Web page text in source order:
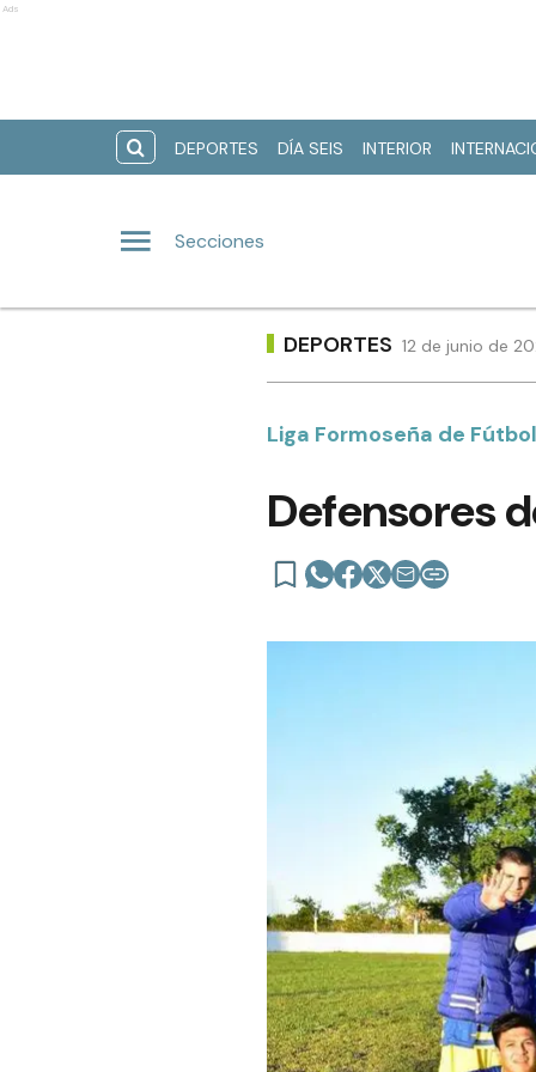
Ads
DEPORTES DÍA SEIS INTERIOR
Secciones
DEPORTES 12 de junio de
Liga Formoseña de Fútbol
Defensores